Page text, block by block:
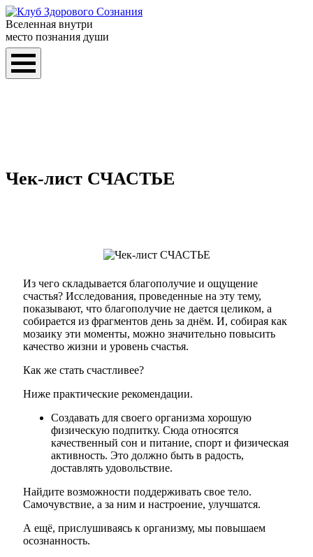
Вселенная внутри
место познания души
Чек-лист СЧАСТЬЕ
Из чего складывается благополучие и ощущение
счастья? Исследования, проведенные на эту тему,
показывают, что благополучие не дается целиком, а
собирается из фрагментов день за днём. И, собирая как
мозаику эти моменты, можно значительно повысить
качество жизни и уровень счастья.
Как же стать счастливее?
Ниже практические рекомендации.
Создавать для своего организма хорошую
физическую подпитку. Сюда относятся
качественный сон и питание, спорт и физическая
активность. Это должно быть в радость,
доставлять удовольствие.
Найдите возможности поддерживать свое тело.
Самочувствие, а за ним и настроение, улучшатся.
А ещё, прислушиваясь к организму, мы повышаем
осознанность.